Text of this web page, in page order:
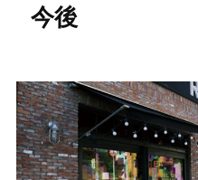
今後